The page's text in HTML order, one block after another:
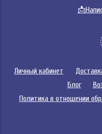
📩
Личный кабинет
Блог
Политика в отношении